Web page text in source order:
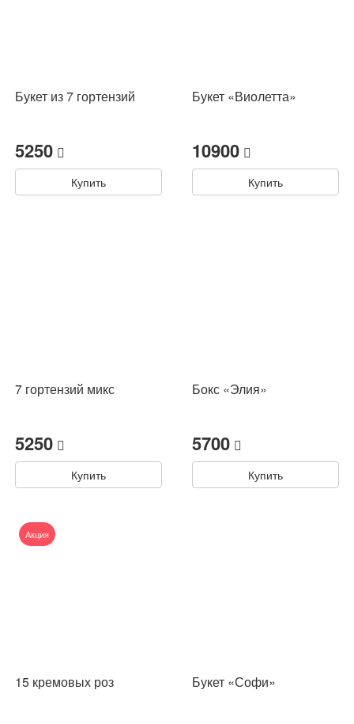
Букет из 7 гортензий
5250
Купить
Букет «Виолетта»
10900
Купить
7 гортензий микс
5250
Купить
Бокс «Элия»
5700
Купить
15 кремовых роз
Акция
Букет «Софи»